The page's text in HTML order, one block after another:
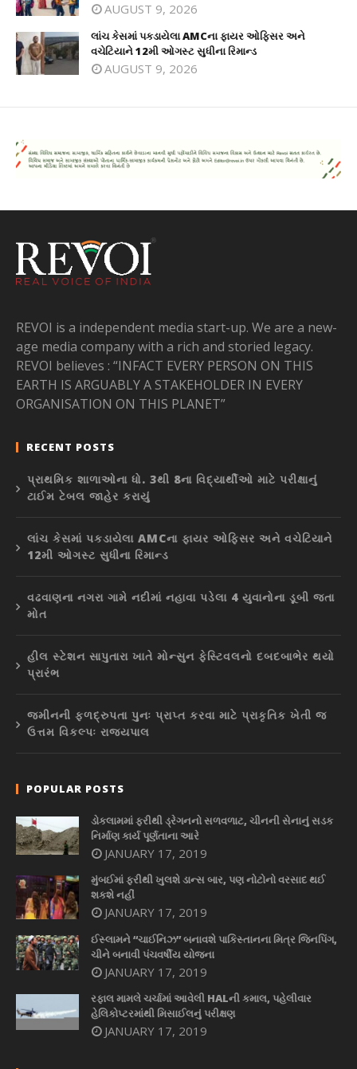
AUGUST 9, 2026
લાંચ કેસમાં પકડાયેલા AMCના ફાયર ઓફિસર અને
વચેટિયાને 12મી ઓગસ્ટ સુધીના રિમાન્ડ
AUGUST 9, 2026
REVOI is a independent media start-up. We are a new-
age media company with a rich and storied legacy.
REVOI believes : “INFACT EVERY PERSON ON THIS
EARTH IS ARGUABLY A STAKEHOLDER IN EVERY
ORGANISATION ON THIS PLANET”
RECENT POSTS
પ્રાથમિક શાળાઓના ધો. 3થી 8ના વિદ્યાર્થીઓ માટે પરીક્ષાનું
ટાઈમ ટેબલ જાહેર કરાયું
લાંચ કેસમાં પકડાયેલા AMCના ફાયર ઓફિસર અને વચેટિયાને
12મી ઓગસ્ટ સુધીના રિમાન્ડ
વઢવાણના નગરા ગામે નદીમાં નહાવા પડેલા 4 યુવાનોના ડૂબી જતા
મોત
હીલ સ્ટેશન સાપુતારા ખાતે મોન્સુન ફેસ્ટિવલનો દબદબાભેર થયો
પ્રારંભ
જમીનની ફળદ્રુપતા પુનઃ પ્રાપ્ત કરવા માટે પ્રાકૃતિક ખેતી જ
ઉત્તમ વિકલ્પઃ રાજ્યપાલ
POPULAR POSTS
ડોકલામમાં ફરીથી ડ્રેગનનો સળવળાટ, ચીનની સેનાનું સડક
નિર્માણ કાર્ય પૂર્ણતાના આરે
JANUARY 17, 2019
મુંબઈમાં ફરીથી ખુલશે ડાન્સ બાર, પણ નોટોનો વરસાદ થઈ
શકશે નહીં
JANUARY 17, 2019
ઈસ્લામને “ચાઈનિઝ” બનાવશે પાકિસ્તાનના મિત્ર જિનપિંગ,
ચીને બનાવી પંચવર્ષીય યોજના
JANUARY 17, 2019
રફાલ મામલે ચર્ચામાં આવેલી HALની કમાલ, પહેલીવાર
હેલિકોપ્ટરમાંથી મિસાઈલનું પરીક્ષણ
JANUARY 17, 2019